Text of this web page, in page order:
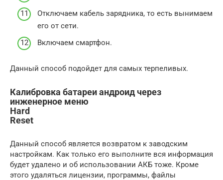
Отключаем кабель зарядника, то есть вынимаем
его от сети.
Включаем смартфон.
Данный способ подойдет для самых терпеливых.
Калибровка батареи андроид через
инженерное меню
Hard
Reset
Данный способ является возвратом к заводским
настройкам. Как только его выполните вся информация
будет удалено и об использовании АКБ тоже. Кроме
этого удаляться лицензии, программы, файлы